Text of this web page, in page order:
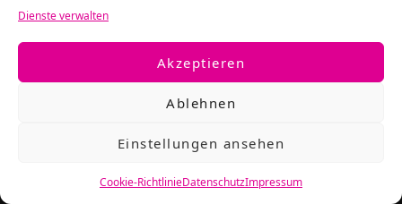
Dienste verwalten
Akzeptieren
Ablehnen
Einstellungen ansehen
Cookie-RichtlinieDatenschutzImpressum
produktion@oeding.de
Anzeigen-/ Kundenberater:in
Stefanie Reese
Rosalie Schlichtmann
anzeigen@oeding.de